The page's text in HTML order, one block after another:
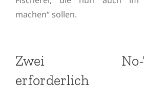
machen“ sollen.
Zwei No-
erforderlich